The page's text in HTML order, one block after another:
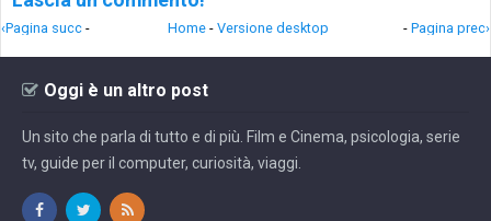
‹Pagina succ - - Pagina prec›
Home - Versione desktop
Oggi è un altro post
Un sito che parla di tutto e di più. Film e Cinema, psicologia, serie
tv, guide per il computer, curiosità, viaggi.